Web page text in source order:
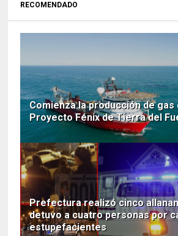
RECOMENDADO
Comienza la producción de gas
Proyecto Fénix de Tierra del
Prefectura realizó cinco
detuvo a cuatro personas por
estupefacientes